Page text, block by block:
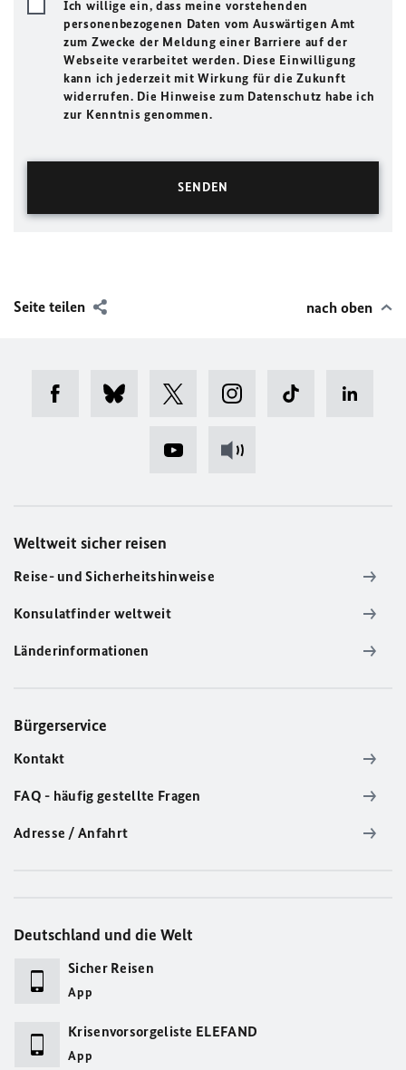
Ich willige ein, dass meine vorstehenden
personenbezogenen Daten vom Auswärtigen Amt
zum Zwecke der Meldung einer Barriere auf der
Webseite verarbeitet werden. Diese Einwilligung
kann ich jederzeit mit Wirkung für die Zukunft
widerrufen. Die Hinweise zum Datenschutz habe ich
zur Kenntnis genommen.
Seite teilen nach oben
Weltweit sicher reisen
Reise- und Sicherheitshinweise
Konsulatfinder weltweit
Länderinformationen
Bürgerservice
Kontakt
FAQ - häufig gestellte Fragen
Adresse / Anfahrt
Deutschland und die Welt
Sicher Reisen
App
Krisenvorsorgeliste ELEFAND
App